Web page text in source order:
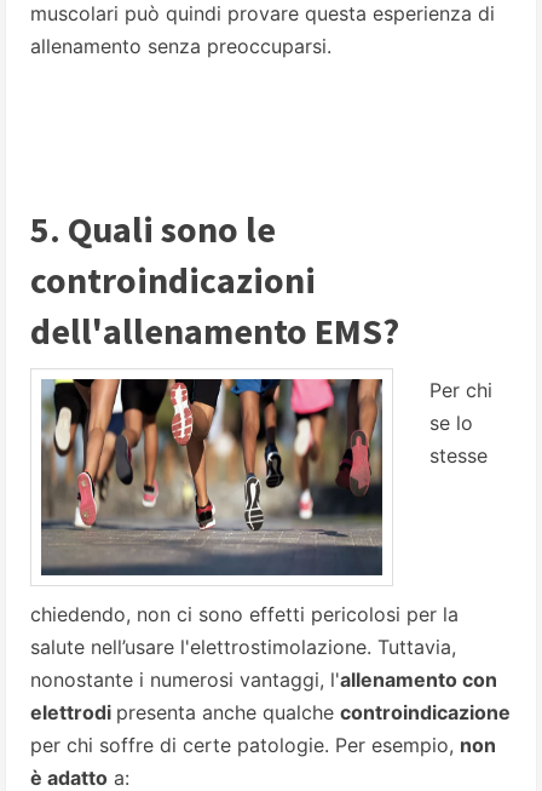
muscolari può quindi provare questa esperienza di
allenamento senza preoccuparsi.
5. Quali sono le
controindicazioni
dell'allenamento EMS?
Per chi
se lo
stesse
chiedendo, non ci sono effetti pericolosi per la
salute nell’usare l'elettrostimolazione. Tuttavia,
nonostante i numerosi vantaggi, l'allenamento con
elettrodi presenta anche qualche controindicazione
per chi soffre di certe patologie. Per esempio, non
è adatto a: